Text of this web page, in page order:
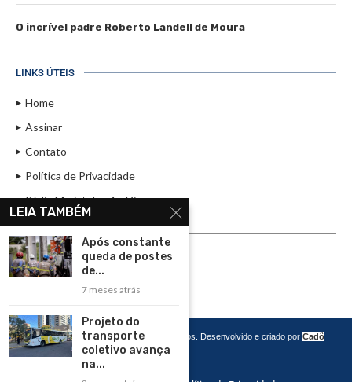
O incrível padre Roberto Landell de Moura
LINKS ÚTEIS
Home
Assinar
Contato
Política de Privacidade
Rádio Maristela - Ao Vivo
ASSINE
ASSINE
Copyright 2026 – Todos os Direitos Reservados. Desenvolvido e criado por Cadô
Agência de Marketing
LEIA TAMBÉM
Após constante
queda de postes
de...
7 meses atrás
Projeto do
transporte
coletivo avança
na...